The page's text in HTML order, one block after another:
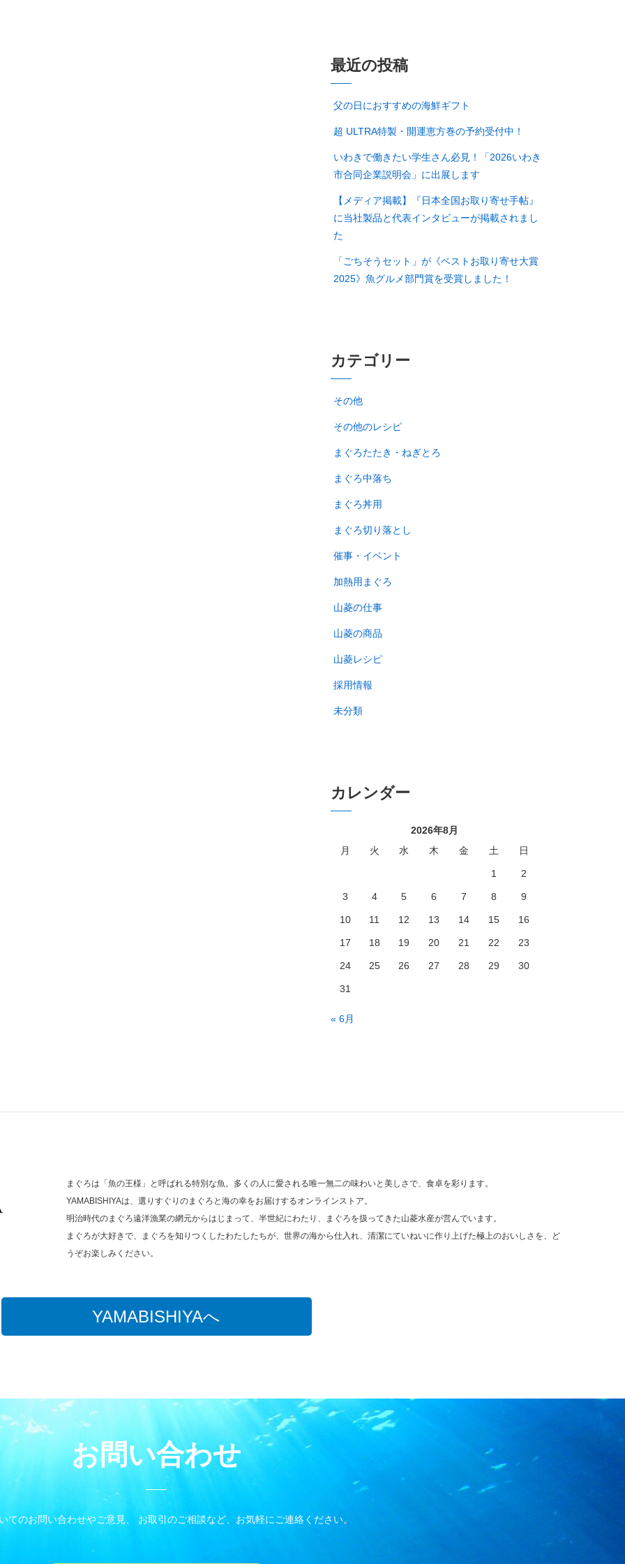
最近の投稿
父の日におすすめの海鮮ギフト
超 ULTRA特製・開運恵方巻の予約受付中！
いわきで働きたい学生さん必見！「2026いわき
市合同企業説明会」に出展します
【メディア掲載】『日本全国お取り寄せ手帖』
に当社製品と代表インタビューが掲載されまし
た
「ごちそうセット」が《ベストお取り寄せ大賞
2025》魚グルメ部門賞を受賞しました！
カテゴリー
その他
その他のレシピ
まぐろたたき・ねぎとろ
まぐろ中落ち
まぐろ丼用
まぐろ切り落とし
催事・イベント
加熱用まぐろ
山菱の仕事
山菱の商品
山菱レシピ
採用情報
未分類
カレンダー
2026年8月
月
火 水 木 金 土 日
1 2
3 4 5 6 7 8 9
10 11 12 13 14 15 16
17 18 19 20 21 22 23
24 25 26 27 28 29 30
31
« 6月
まぐろは「魚の王様」と呼ばれる特別な魚。多くの人に愛される唯一無二の味わいと美しさで、食卓を彩ります。
YAMABISHIYAは、選りすぐりのまぐろと海の幸をお届けするオンラインストア。
明治時代のまぐろ遠洋漁業の網元からはじまって、半世紀にわたり、まぐろを扱ってきた山菱水産が営んでいます。
まぐろが大好きで、まぐろを知りつくしたわたしたちが、世界の海から仕入れ、清潔にていねいに作り上げた極上のおいしさを、ど
うぞお楽しみください。
YAMABISHIYAへ
お問い合わせ
てのお問い合わせやご意見、 お取引のご相談など、お気軽にご連絡ください。